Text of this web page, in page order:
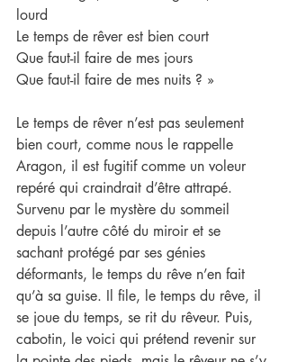
lourd
Le temps de rêver est bien court
Que faut-il faire de mes jours
Que faut-il faire de mes nuits ? »
Le temps de rêver n’est pas seulement
bien court, comme nous le rappelle
Aragon, il est fugitif comme un voleur
repéré qui craindrait d’être attrapé.
Survenu par le mystère du sommeil
depuis l’autre côté du miroir et se
sachant protégé par ses génies
déformants, le temps du rêve n’en fait
qu’à sa guise. Il file, le temps du rêve, il
se joue du temps, se rit du rêveur. Puis,
cabotin, le voici qui prétend revenir sur